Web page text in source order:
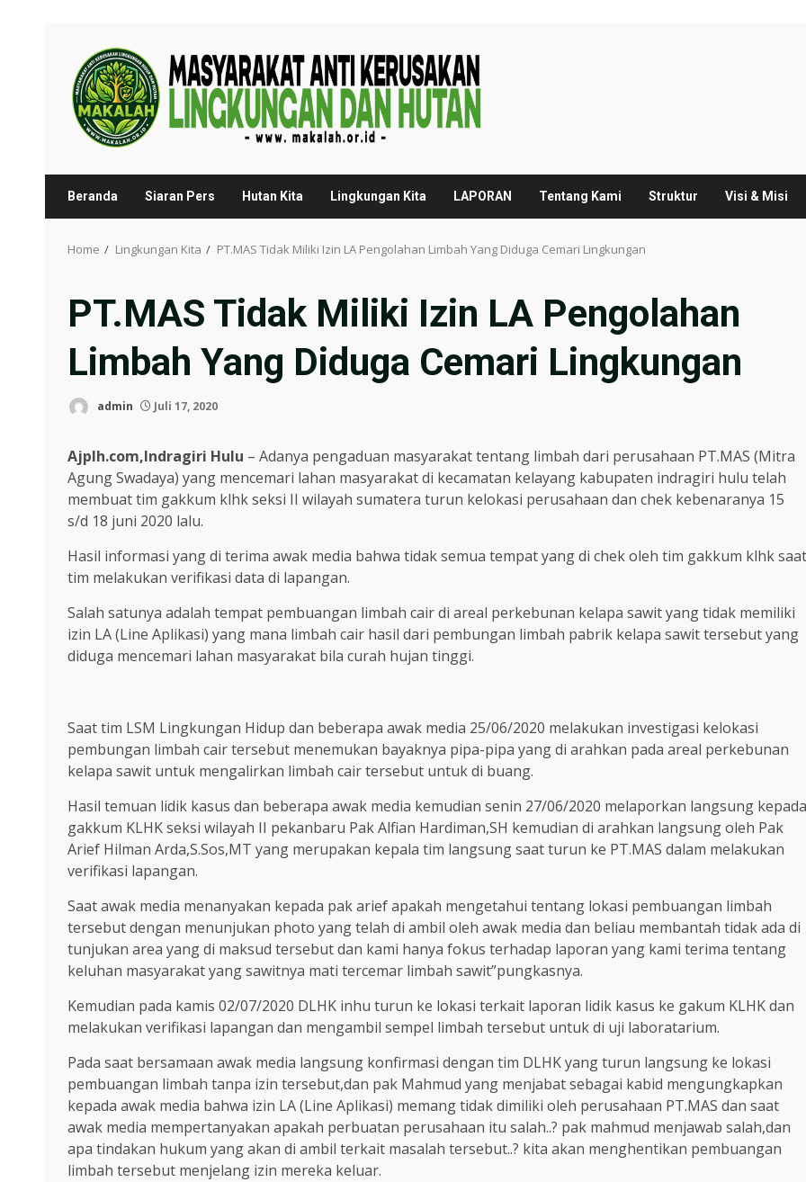
content
Beranda Siaran Pers Hutan Kita Lingkungan Kita LAPORAN Tentang Kami Struktur Visi & Misi
Home Lingkungan Kita PT.MAS Tidak Miliki Izin LA Pengolahan Limbah Yang Diduga Cemari Lingkungan
PT.MAS Tidak Miliki Izin LA Pengolahan
Limbah Yang Diduga Cemari Lingkungan
admin Juli 17, 2020
Ajplh.com,Indragiri Hulu – Adanya pengaduan masyarakat tentang limbah dari perusahaan PT.MAS (Mitra
Agung Swadaya) yang mencemari lahan masyarakat di kecamatan kelayang kabupaten indragiri hulu telah
membuat tim gakkum klhk seksi II wilayah sumatera turun kelokasi perusahaan dan chek kebenaranya 15
s/d 18 juni 2020 lalu.
Hasil informasi yang di terima awak media bahwa tidak semua tempat yang di chek oleh tim gakkum klhk saat
tim melakukan verifikasi data di lapangan.
Salah satunya adalah tempat pembuangan limbah cair di areal perkebunan kelapa sawit yang tidak memiliki
izin LA (Line Aplikasi) yang mana limbah cair hasil dari pembungan limbah pabrik kelapa sawit tersebut yang
diduga mencemari lahan masyarakat bila curah hujan tinggi.
Saat tim LSM Lingkungan Hidup dan beberapa awak media 25/06/2020 melakukan investigasi kelokasi
pembungan limbah cair tersebut menemukan bayaknya pipa-pipa yang di arahkan pada areal perkebunan
kelapa sawit untuk mengalirkan limbah cair tersebut untuk di buang.
Hasil temuan lidik kasus dan beberapa awak media kemudian senin 27/06/2020 melaporkan langsung kepada
gakkum KLHK seksi wilayah II pekanbaru Pak Alfian Hardiman,SH kemudian di arahkan langsung oleh Pak
Arief Hilman Arda,S.Sos,MT yang merupakan kepala tim langsung saat turun ke PT.MAS dalam melakukan
verifikasi lapangan.
Saat awak media menanyakan kepada pak arief apakah mengetahui tentang lokasi pembuangan limbah
tersebut dengan menunjukan photo yang telah di ambil oleh awak media dan beliau membantah tidak ada di
tunjukan area yang di maksud tersebut dan kami hanya fokus terhadap laporan yang kami terima tentang
keluhan masyarakat yang sawitnya mati tercemar limbah sawit”pungkasnya.
Kemudian pada kamis 02/07/2020 DLHK inhu turun ke lokasi terkait laporan lidik kasus ke gakum KLHK dan
melakukan verifikasi lapangan dan mengambil sempel limbah tersebut untuk di uji laboratarium.
Pada saat bersamaan awak media langsung konfirmasi dengan tim DLHK yang turun langsung ke lokasi
pembuangan limbah tanpa izin tersebut,dan pak Mahmud yang menjabat sebagai kabid mengungkapkan
kepada awak media bahwa izin LA (Line Aplikasi) memang tidak dimiliki oleh perusahaan PT.MAS dan saat
awak media mempertanyakan apakah perbuatan perusahaan itu salah..? pak mahmud menjawab salah,dan
apa tindakan hukum yang akan di ambil terkait masalah tersebut..? kita akan menghentikan pembuangan
limbah tersebut menjelang izin mereka keluar.